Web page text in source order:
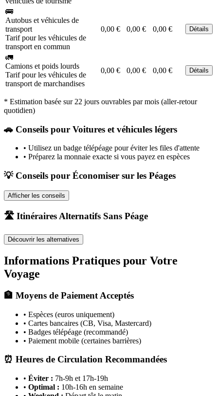
🚌
Autobus et véhicules de
transport
Tarif pour les véhicules de
transport en commun
0,00 € 0,00 € 0,00 € Détails
🚛
Camions et poids lourds
Tarif pour les véhicules de
transport de marchandises
0,00 € 0,00 € 0,00 € Détails
* Estimation basée sur 22 jours ouvrables par mois (aller-retour
quotidien)
🚗 Conseils pour Voitures et véhicules légers
• Utilisez un badge télépéage pour éviter les files d'attente
• Préparez la monnaie exacte si vous payez en espèces
💡 Conseils pour Économiser sur les Péages
Afficher les conseils
🛣️ Itinéraires Alternatifs Sans Péage
Découvrir les alternatives
Informations Pratiques pour Votre
Voyage
🏦 Moyens de Paiement Acceptés
• Espèces (euros uniquement)
• Cartes bancaires (CB, Visa, Mastercard)
• Badges télépéage (recommandé)
• Paiement mobile (certaines barrières)
⏰ Heures de Circulation Recommandées
• Éviter : 7h-9h et 17h-19h
• Optimal : 10h-16h en semaine